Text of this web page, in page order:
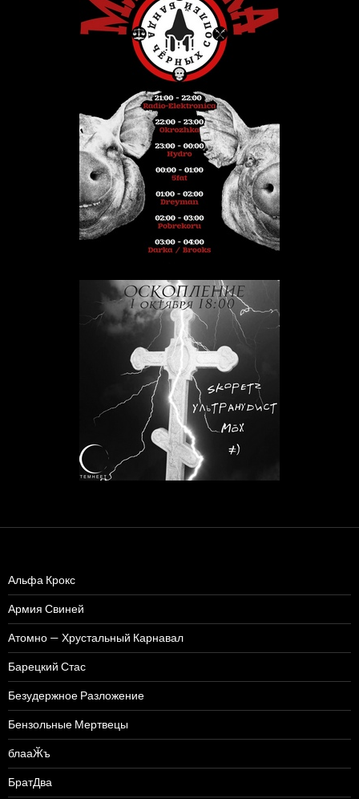
Альфа Крокс
Армия Свиней
Атомно — Хрустальный Карнавал
Барецкий Стас
Безудержное Разложение
Бензольные Мертвецы
блааӁъ
БратДва